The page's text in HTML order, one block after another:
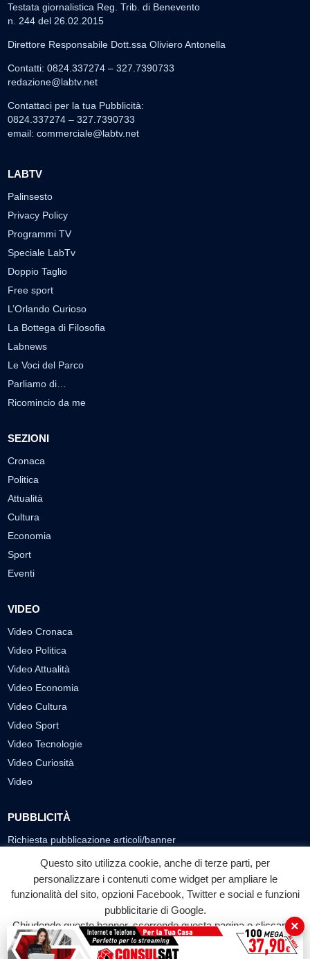
Testata giornalistica Reg. Trib. di Benevento
n. 244 del 26.02.2015
Direttore Responsabile Dott.ssa Oliviero Antonella
Contatti: 0824.337274 – 327.7390733
redazione@labtv.net
Contattaci per la tua Pubblicità:
0824.337274 – 327.7390733
email: commerciale@labtv.net
LABTV
Palinsesto
Privacy Policy
Programmi TV
Speciale LabTv
Doppio Taglio
Free sport
L’Orlando Curioso
La Bottega di Filosofia
Labnews
Le Voci del Parco
Parliamo di…
Ricomincio da me
SEZIONI
Cronaca
Politica
Attualità
Cultura
Economia
Sport
Eventi
VIDEO
Video Cronaca
Video Politica
Video Attualità
Video Economia
Video Cultura
Video Sport
Video Tecnologie
Video Curiosità
Video
PUBBLICITÀ
Richiesta pubblicazione articoli/banner
SEGUICI SUI SOCIAL
f
Facebook
◎ ▶
YouTube
Questo sito utilizza cookie, anche di terze parti, per
personalizzare i contenuti come widget per ampliare le
funzionalità del sito, opzioni Facebook, Twitter e social e funzioni
pubblicitarie di Google.
Chiudendo questo banner, scorrendo questa pagina o cliccando
su qualunque suo elemento acconsenti all'uso dei cookie.
×